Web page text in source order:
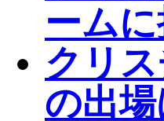
ーム
クリ
の出場